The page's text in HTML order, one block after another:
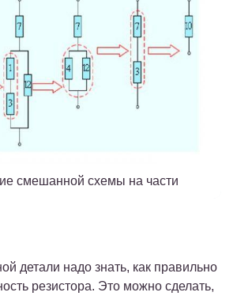
смешанной схемы на части
детали надо знать, как правильно
резистора. Это можно сделать,